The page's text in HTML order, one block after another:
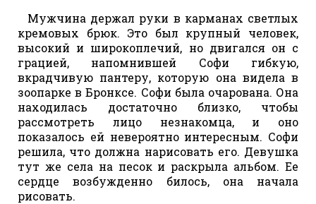
Мужчина держал руки в карманах светлых
кремовых брюк. Это был крупный человек,
высокий и широкоплечий, но двигался он с
грацией, напомнившей Софи гибкую,
вкрадчивую пантеру, которую она видела в
зоопарке в Бронксе. Софи была очарована. Она
находилась достаточно близко, чтобы
рассмотреть лицо незнакомца, и оно
показалось ей невероятно интересным. Софи
решила, что должна нарисовать его. Девушка
тут же села на песок и раскрыла альбом. Ее
сердце возбужденно билось, она начала
рисовать.